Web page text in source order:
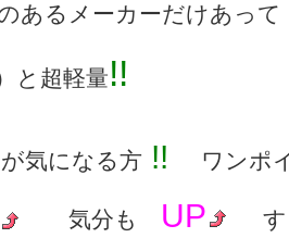
のあるメーカーだけあ
と超軽量!!
が気になる方 !! ワンポ
気分も UP